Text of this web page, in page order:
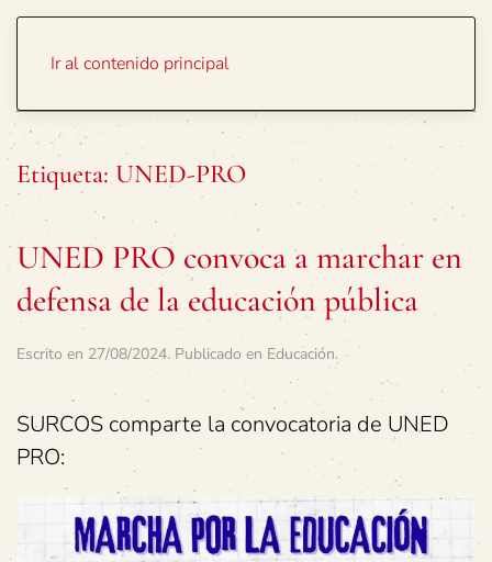
Ir al contenido principal
Etiqueta: UNED-PRO
UNED PRO convoca a marchar en
defensa de la educación pública
Escrito en 27/08/2024. Publicado en Educación.
SURCOS comparte la convocatoria de UNED
PRO: